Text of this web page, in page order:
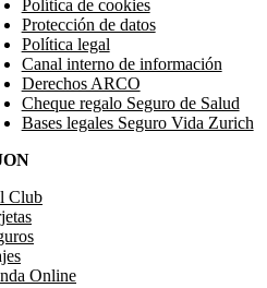
Política de cookies
Protección de datos
Política legal
Canal interno de información
Derechos ARCO
Cheque regalo Seguro de Salud
Bases legales Seguro Vida Zurich
Club
Online